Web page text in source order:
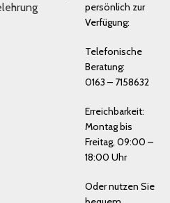
persönlich zur
Verfügung:
Telefonische
Beratung:
0163 – 7158632
Erreichbarkeit:
Montag bis
Freitag, 09:00 –
18:00 Uhr
Oder nutzen Sie